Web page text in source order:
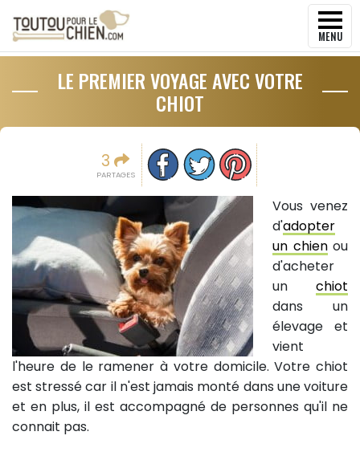
MENU
LE PREMIER VOYAGE AVEC VOTRE
CHIOT
3
PARTAGES
Partager sur facebook
Partager sur Twitter
Epingler sur Pinterest
Vous venez
d'adopter
un chienou
d'acheter
un chiot
dans un
élevage et
vient
l'heure de le ramener à votre domicile. Votre chiot
est stressé car il n'est jamais monté dans une voiture
et en plus, il est accompagné de personnes qu'il ne
connait pas.